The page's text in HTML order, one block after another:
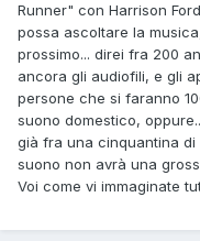
Runner" con Harrison
possa ascoltare la
prossimo... direi fra 200
ancora gli audiofili, e gli
persone che si faranno
suono domestico,
già fra una cinquantina
suono non avrà una
Voi come vi immaginate